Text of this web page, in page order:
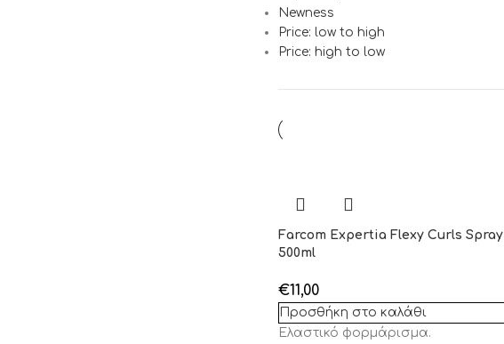
Newness
Price: low to high
Price: high to low
Farcom Expertia Flexy Curls Spray
500ml
€11,00
Προσθήκη στο καλάθι
Ελαστικό φορμάρισμα.